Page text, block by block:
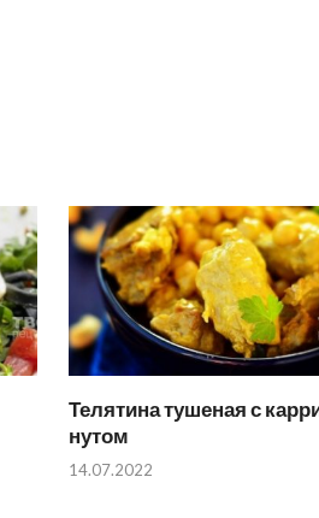
Телятина тушеная с
нутом
14.07.2022